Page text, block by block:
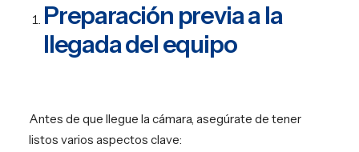
Preparación previa a la
llegada del equipo
Antes de que llegue la cámara, asegúrate de tener
listos varios aspectos clave: